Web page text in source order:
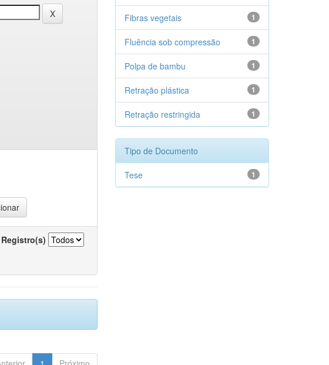
Registro(s)
1
Fibras vegetais
1
Fluência sob compressão
1
Polpa de bambu
1
Retração plástica
1
Retração restringida
Tipo de Documento
1
Tese